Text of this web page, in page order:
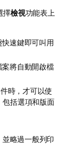
擇檢視功能表上
快速鍵即可叫用
案將自動開啟檔
時，才可以使
包括選項和版面
略過一般列印